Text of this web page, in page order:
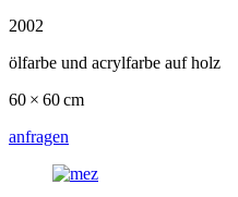
2002
ölfarbe und acrylfarbe auf holz
60 × 60 cm
anfragen